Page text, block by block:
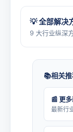
💡 全部解决
9 大行业纵深
相关
📰 更
最新行